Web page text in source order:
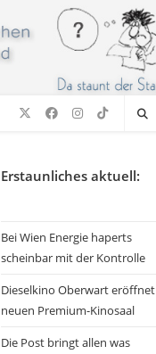
Erstaunliches aktuell:
Bei Wien Energie haperts
scheinbar mit der Kontrolle
Dieselkino Oberwart eröffnet
neuen Premium-Kinosaal
Die Post bringt allen was